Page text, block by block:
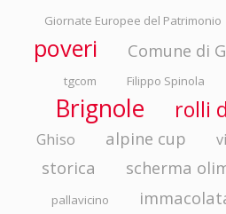
Giornate Europee del Patrimonio
poveri
Comune di
tgcom
Filippo Spinola
Brignole rolli
Ghiso alpine cup
storica
scherma
pallavicino